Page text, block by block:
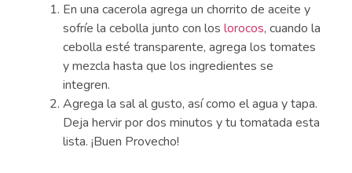
En una cacerola agrega un chorrito de aceite y
sofríe la cebolla junto con los lorocos, cuando la
cebolla esté transparente, agrega los tomates
y mezcla hasta que los ingredientes se
integren.
Agrega la sal al gusto, así como el agua y tapa.
Deja hervir por dos minutos y tu tomatada esta
lista. ¡Buen Provecho!